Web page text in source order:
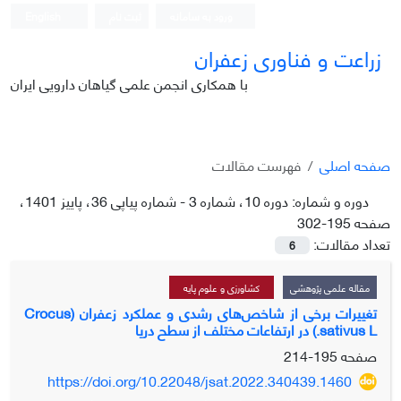
زراعت و فناوری زعفران
با همکاری انجمن علمی گیاهان دارویی ایران
صفحه اصلی
فهرست مقالات
دوره و شماره:
دوره 10، شماره 3 - شماره پیاپی 36، پاییز 1401،
صفحه 195-302
تعداد مقالات:
6
مقاله علمی پژوهشی کشاورزی و علوم پایه
تغییرات برخی از شاخص‌های رشدی و عملکرد زعفران (Crocus
sativus L.) در ارتفاعات مختلف از سطح دریا
صفحه195-214
https://doi.org/10.22048/jsat.2022.340439.1460